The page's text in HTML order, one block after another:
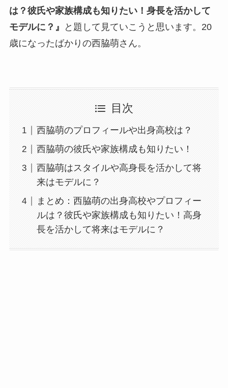
は？彼氏や家族構成も知りたい！身長を活かして
モデルに？』
と題して見ていこうと思います。20
歳になったばかりの西脇萌さん。
目次
西脇萌のプロフィールや出身高校は？
西脇萌の彼氏や家族構成も知りたい！
西脇萌はスタイルや高身長を活かして将
来はモデルに？
まとめ：西脇萌の出身高校やプロフィー
ルは？彼氏や家族構成も知りたい！高身
長を活かして将来はモデルに？